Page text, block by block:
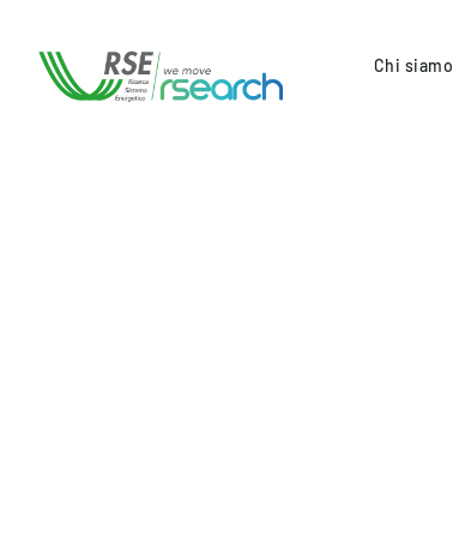
Chi siamo